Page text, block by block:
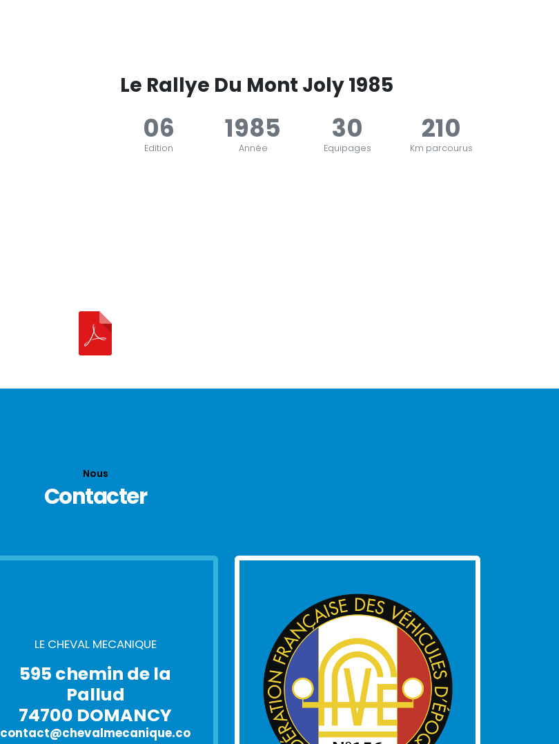
Le Rallye Du Mont Joly 1985
06
Edition
1985
Année
30
Equipages
210
Km parcourus
Nous
Contacter
LE CHEVAL MECANIQUE
595 chemin de la
Pallud
74700 DOMANCY
contact@chevalmecanique.co